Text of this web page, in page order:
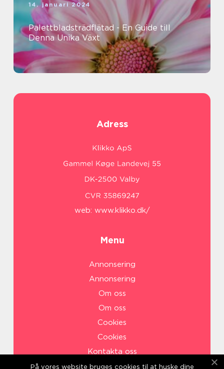
14. januari 2024
Palettbladsträdflätad - En Guide till
Denna Unika Växt
Adress
web: www.klikko.dk/
Menu
Annonsering
Annonsering
Om oss
Om oss
Cookies
Cookies
Kontakta oss
Kontakta oss
På vores website bruges cookies til at huske dine